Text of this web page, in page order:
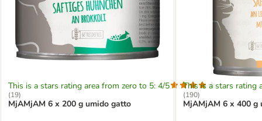
This is a stars rating area from zero to 5: 4/5
(19)
MjAMjAM 6 x 200 g umido gatto
This is a stars rating
(190)
MjAMjAM 6 x 400 g